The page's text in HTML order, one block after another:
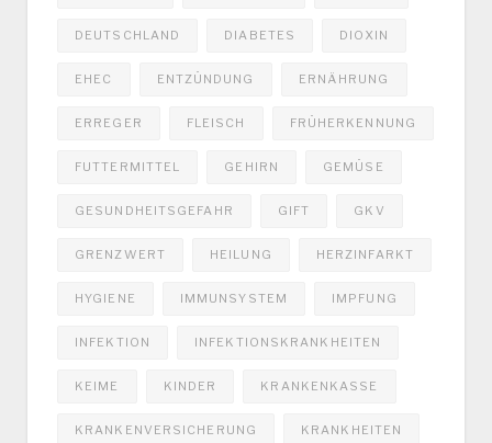
DEUTSCHLAND DIABETES DIOXIN
EHEC ENTZÜNDUNG ERNÄHRUNG
ERREGER FLEISCH FRÜHERKENNUNG
FUTTERMITTEL GEHIRN GEMÜSE
GESUNDHEITSGEFAHR GIFT GKV
GRENZWERT HEILUNG HERZINFARKT
HYGIENE IMMUNSYSTEM IMPFUNG
INFEKTION INFEKTIONSKRANKHEITEN
KEIME KINDER KRANKENKASSE
KRANKENVERSICHERUNG KRANKHEITEN